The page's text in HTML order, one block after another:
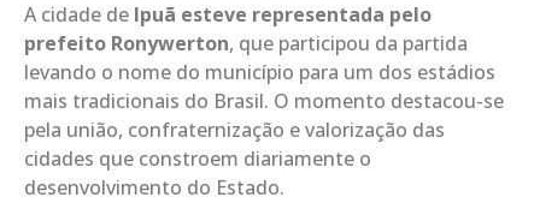
A cidade de Ipuã esteve representada pelo
prefeito Ronywerton, que participou da partida
levando o nome do município para um dos estádios
mais tradicionais do Brasil. O momento destacou-se
pela união, confraternização e valorização das
cidades que constroem diariamente o
desenvolvimento do Estado.